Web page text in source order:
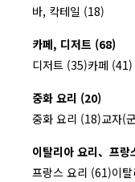
바, 칵테일 (18)
카페, 디저트 (68)
디저트 (35)카페 (41)
중화 요리 (20)
중화 요리 (18)교자(
이탈리아 요리、프
프랑스 요리 (61)이